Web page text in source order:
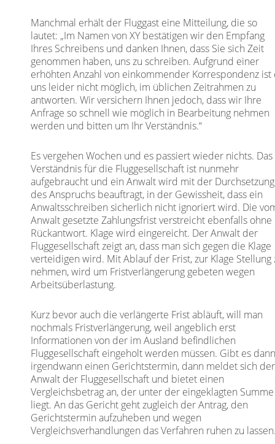
Manchmal erhält der Fluggast eine Mitteilung, die so
lautet: „Im Namen von XY bestätigen wir den Empfang
Ihres Schreibens und danken Ihnen, dass Sie sich Zeit
genommen haben, uns zu schreiben. Aufgrund einer
erhöhten Anzahl von einkommender Korrespondenz ist
uns leider nicht möglich, im üblichen Zeitrahmen zu
antworten. Wir versichern Ihnen jedoch, dass wir Ihre
Anfrage so schnell wie möglich in Bearbeitung nehmen
werden und bitten um Ihr Verständnis.“
Es vergehen Wochen und es passiert wieder nichts. Das
Verständnis für die Fluggesellschaft ist nunmehr
aufgebraucht und ein Anwalt wird mit der Durchsetzung
des Anspruchs beauftragt, in der Gewissheit, dass ein
Anwaltsschreiben sicherlich nicht ignoriert wird. Die
Anwalt gesetzte Zahlungsfrist verstreicht ebenfalls ohne
Rückantwort. Klage wird eingereicht. Der Anwalt der
Fluggesellschaft zeigt an, dass man sich gegen die Klage
verteidigen wird. Mit Ablauf der Frist, zur Klage Stellung
nehmen, wird um Fristverlängerung gebeten wegen
Arbeitsüberlastung.
Kurz bevor auch die verlängerte Frist abläuft, will man
nochmals Fristverlängerung, weil angeblich erst
Informationen von der im Ausland befindlichen
Fluggesellschaft eingeholt werden müssen. Gibt es
irgendwann einen Gerichtstermin, dann meldet sich der
Anwalt der Fluggesellschaft und bietet einen
Vergleichsbetrag an, der unter der eingeklagten Summe
liegt. An das Gericht geht zugleich der Antrag, den
Gerichtstermin aufzuheben und wegen
Vergleichsverhandlungen das Verfahren ruhen zu